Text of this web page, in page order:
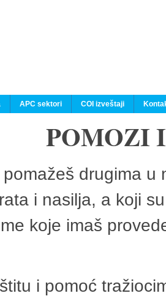
APC sektori COI izveštaji
POMOZI
drugima
i nasilja, a koji
koje imaš
i pomoć